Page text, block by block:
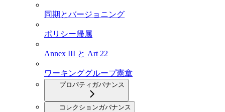
同期とバージョニング
ポリシー帰属
Annex III と Art 22
ワーキンググループ憲章
プロパティガバナンス
コレクションガバナンス